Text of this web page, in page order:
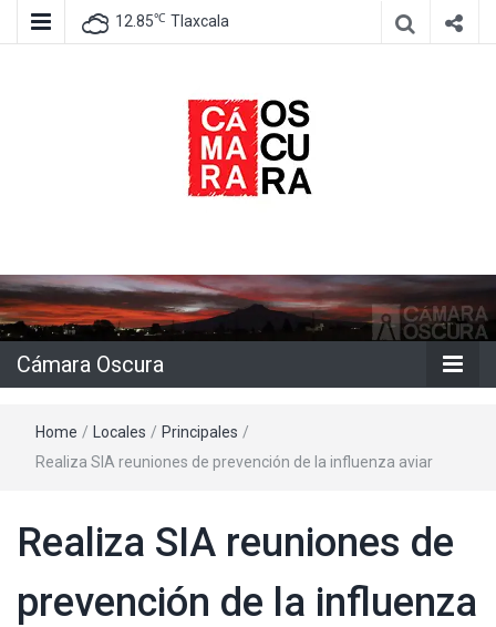
12.85℃ Tlaxcala
Cámara
Oscura
Cámara Oscura
Home / Locales / Principales /
Realiza SIA reuniones de prevención de la influenza aviar
Realiza SIA reuniones de
prevención de la influenza